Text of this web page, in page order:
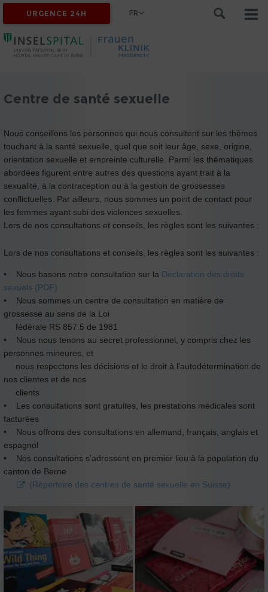
URGENCE 24H FR
Centre de santé sexuelle
Nous conseillons les personnes qui nous consultent sur les thèmes
touchant à la santé sexuelle, quel que soit leur âge, sexe, origine,
orientation sexuelle et empreinte culturelle. Parmi les thématiques
abordées figurent entre autres des questions ayant trait à la
sexualité, à la contraception ou à la gestion de grossesses
conflictuelles. Par ailleurs, nous sommes un point de contact pour
les femmes ayant subi des violences sexuelles.
Lors de nos consultations et conseils, les règles sont les suivantes :
Lors de nos consultations et conseils, les règles sont les suivantes :
• Nous basons notre consultation sur la Déclaration des droits
sexuels (PDF)
• Nous sommes un centre de consultation en matière de
grossesse au sens de la Loi
fédérale RS 857.5 de 1981
• Nous nous tenons au secret professionnel, y compris chez les
personnes mineures, et
nous respectons les décisions et le droit à l’autodétermination de
nos clientes et de nos
clients
• Les consultations sont gratuites, les prestations médicales sont
facturées
• Nous offrons des consultations en allemand, français, anglais et
espagnol
• Nos consultations s’adressent en premier lieu à la population du
canton de Berne
(Répertoire des centres de santé sexuelle en Suisse)